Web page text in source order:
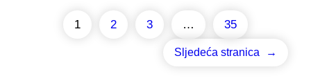
1 2 3 … 35
Sljedeća stranica →